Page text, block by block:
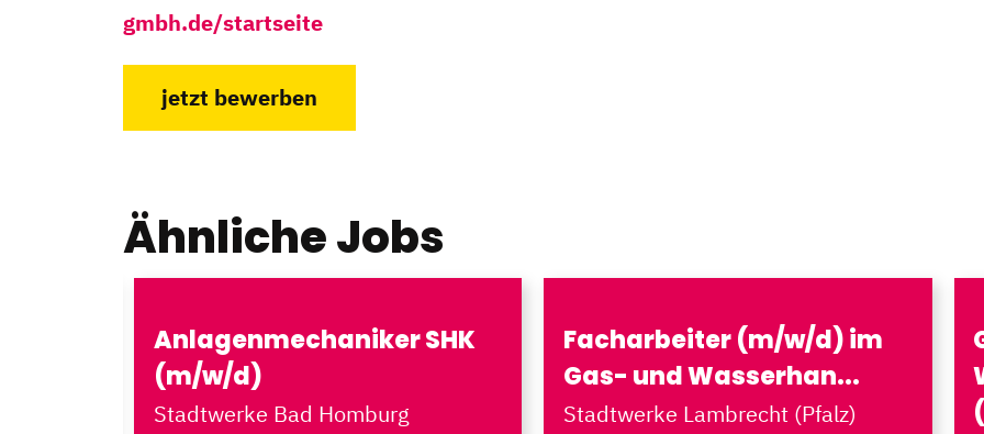
gmbh.de/startseite
jetzt bewerben
Ähnliche Jobs
Anlagenmechaniker SHK
(m/w/d)
Stadtwerke Bad Homburg
Facharbeiter (m/w/d) im
Gas- und Wasserhan...
Stadtwerke Lambrecht (Pfalz)